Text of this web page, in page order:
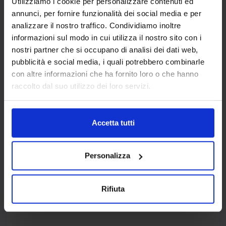
annunci, per fornire funzionalità dei social media e per
analizzare il nostro traffico. Condividiamo inoltre
informazioni sul modo in cui utilizza il nostro sito con i
nostri partner che si occupano di analisi dei dati web,
pubblicità e social media, i quali potrebbero combinarle
con altre informazioni che ha fornito loro o che hanno
raccolto dal suo utilizzo dei loro servizi.
Accetta tutti
Personalizza
Rifiuta
Parliamo di stili d’arredamento: quali saranno
le impronte stilistiche più scelte per
rinnovare casa in questo 2022? Ecco itrend
principali per l’interior design
primavera/estate.
nella scelta di unarredo minimalista: la
bella stagione del 2022 invita a liberarsi del
superfluo, scegliendo di vivere una casa
stampe e colori neutri e piante disseminate